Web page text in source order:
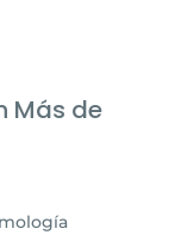
Más de